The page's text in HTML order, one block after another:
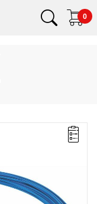
0